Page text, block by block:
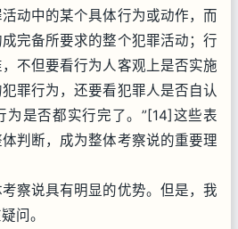
动中的某个具体行为或动作，而
完备所要求的整个犯罪活动；行
不但要看行为人客观上是否实施
罪行为，还要看犯罪人是否自认
为是否都实行完了。”[14]这些表
判断，成为整体考察说的重要理
说具有明显的优势。但是，我
问。